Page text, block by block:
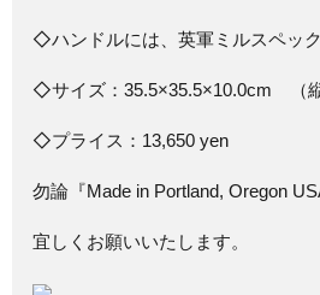
◇ハンドルには、英軍ミルスペック
◇サイズ：35.5×35.5×10.0cm （
◇プライス：13,650 yen
勿論『Made in Portland, Oregon
宜しくお願いいたします。